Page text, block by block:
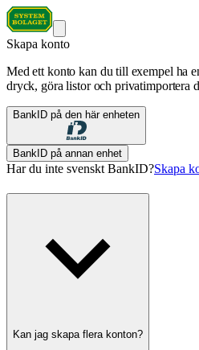
Skapa konto
Med ett konto kan du till exempel ha
dryck, göra listor och privatimportera
BankID på den här enheten
BankID på annan enhet
Har du inte svenskt BankID?Skapa
Kan jag skapa flera konton?